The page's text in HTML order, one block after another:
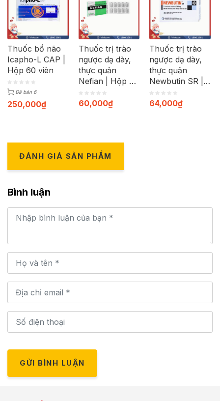
Thuốc bổ não
Icapho-L CAP |
Hộp 60 viên
Đã bán 6
250,000₫
Thuốc trị trào
ngược dạ dày,
thực quản
Nefian | Hộp 30
viên
60,000₫
Thuốc trị trào
ngược dạ dày,
thực quản
Newbutin SR |
Hộp 30 viên
64,000₫
ĐÁNH GIÁ SẢN PHẨM
Bình luận
GỬI BÌNH LUẬN